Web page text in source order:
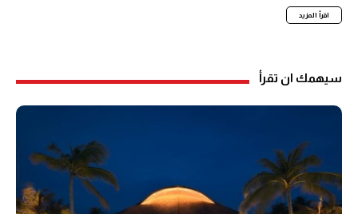
اقرأ المزيد
سيهمك ان تقرأ